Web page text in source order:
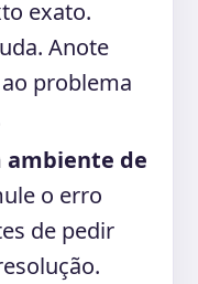
exato.
Anote
problema
ambiente de
o erro
de pedir